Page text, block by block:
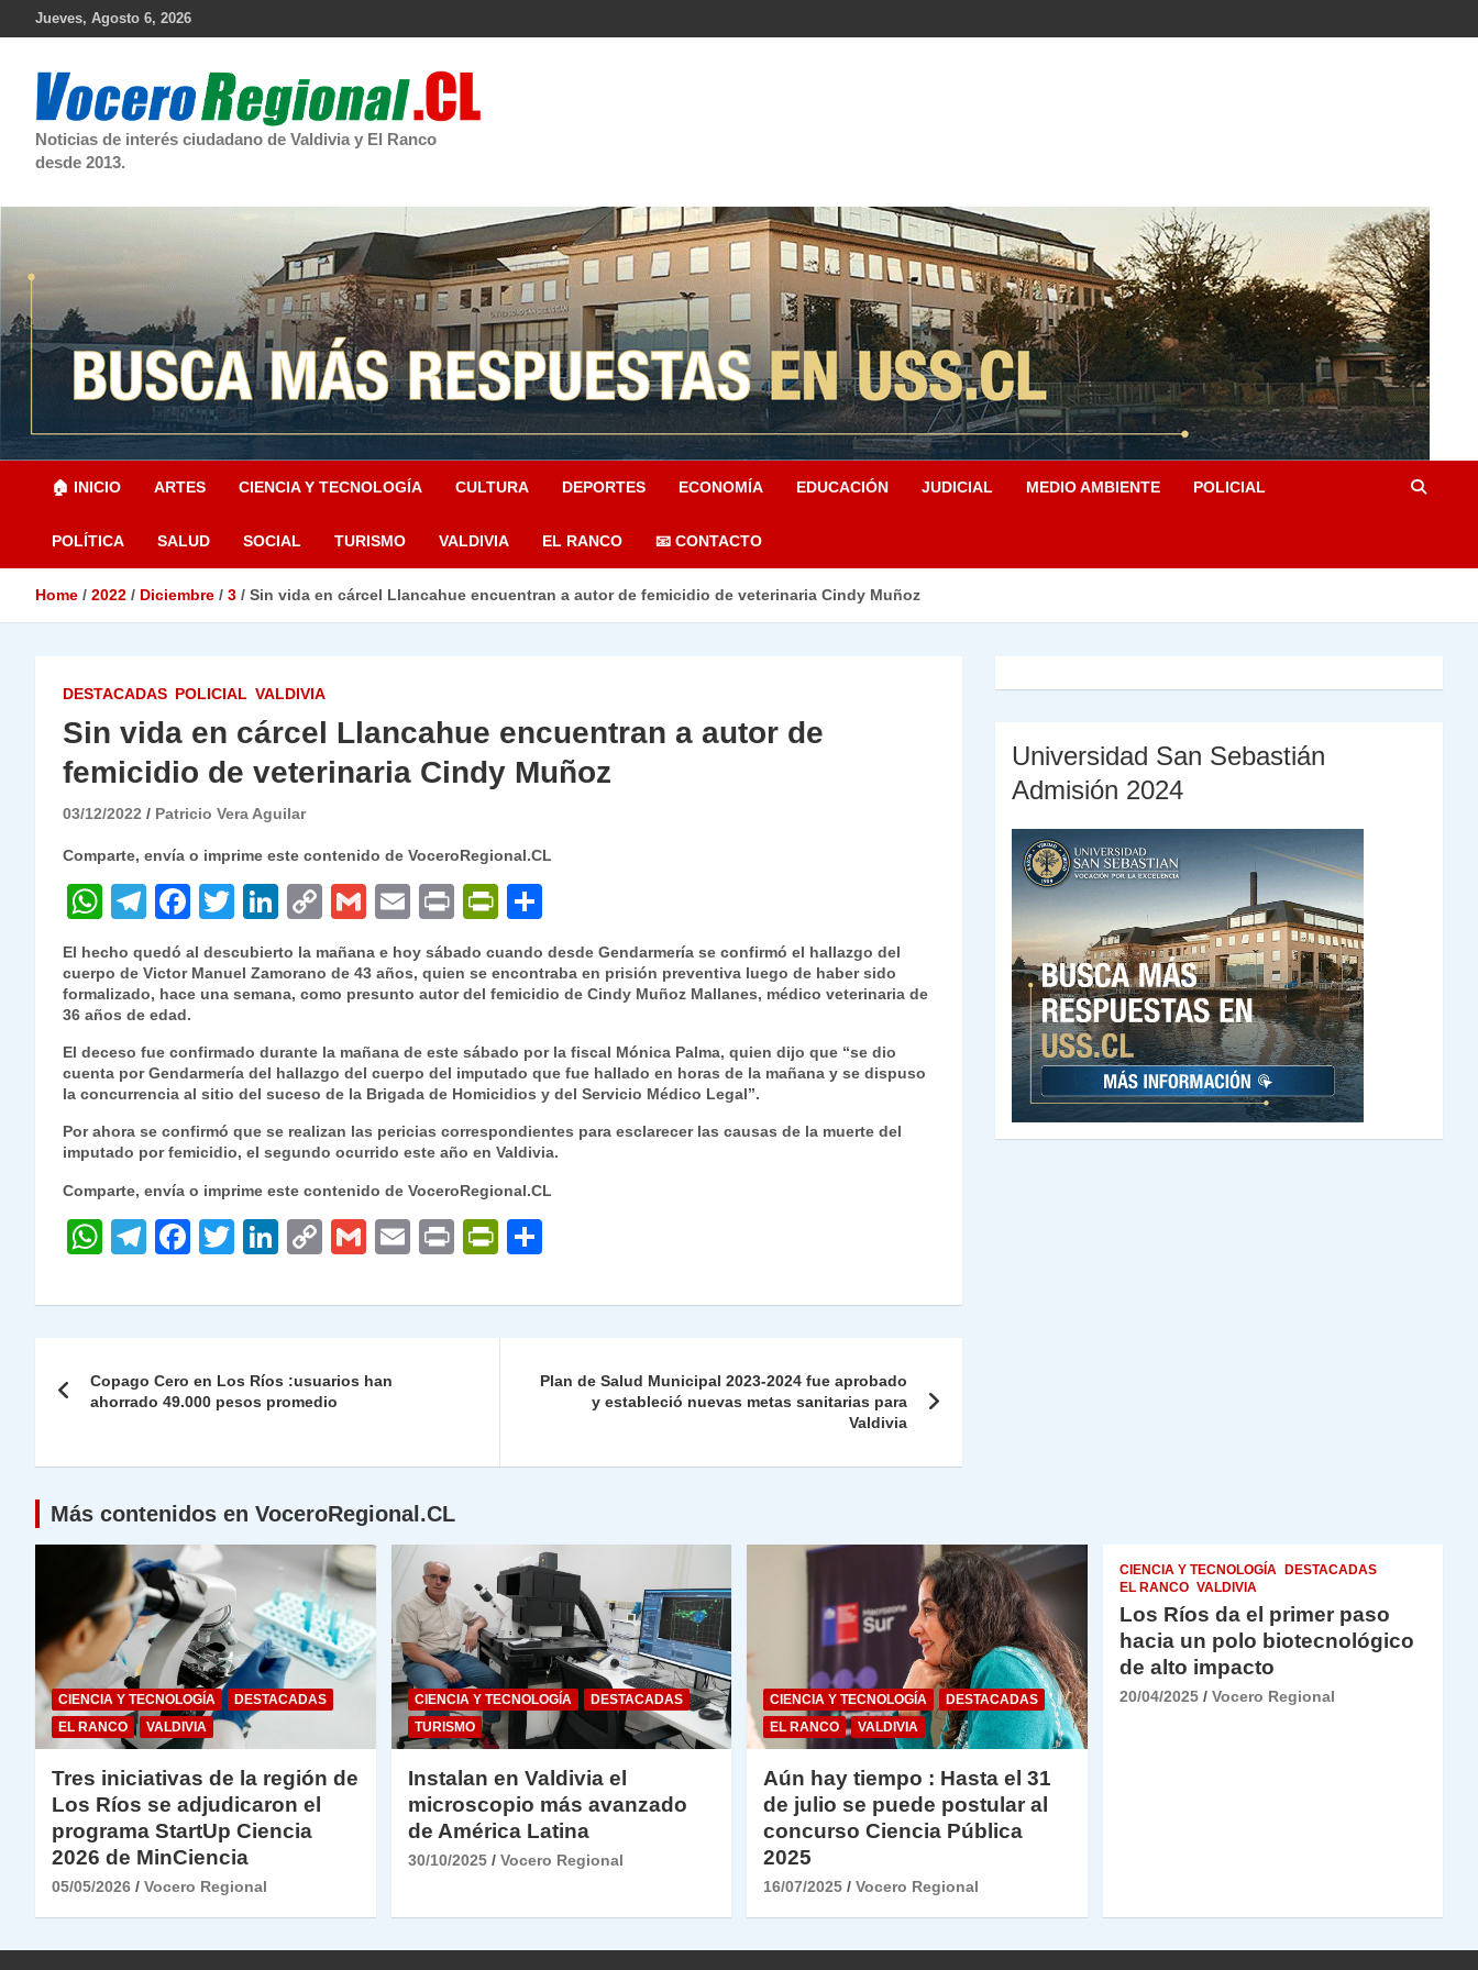
Jueves, Agosto 6, 2026
Noticias de interés ciudadano de Valdivia y El Ranco
desde 2013.
🏠 INICIO ARTES CIENCIA Y TECNOLOGÍA CULTURA DEPORTES ECONOMÍA EDUCACIÓN JUDICIAL MEDIO AMBIENTE POLICIAL
POLÍTICA SALUD SOCIAL TURISMO VALDIVIA EL RANCO 📧 CONTACTO
Home 2022 Diciembre 3 Sin vida en cárcel Llancahue encuentran a autor de femicidio de veterinaria Cindy Muñoz
DESTACADAS POLICIAL VALDIVIA
Sin vida en cárcel Llancahue encuentran a autor de
femicidio de veterinaria Cindy Muñoz
03/12/2022 Patricio Vera Aguilar
Comparte, envía o imprime este contenido de VoceroRegional.CL
W
h
at
s
A
p
p
T
el
e
gr
a
m
F
a
c
e
b
o
o
k
T
w
itt
er
Li
n
k
e
dI
n
C
o
p
y
Li
n
k
G
m
ai
l
E
m
ai
l
P
ri
nt
P
nt
Fr
ie
n
dl
y
o
m
p
ar
tir
El hecho quedó al descubierto la mañana e hoy sábado cuando desde Gendarmería se confirmó el hallazgo del
cuerpo de Victor Manuel Zamorano de 43 años, quien se encontraba en prisión preventiva luego de haber sido
formalizado, hace una semana, como presunto autor del femicidio de Cindy Muñoz Mallanes, médico veterinaria de
36 años de edad.
El deceso fue confirmado durante la mañana de este sábado por la fiscal Mónica Palma, quien dijo que “se dio
cuenta por Gendarmería del hallazgo del cuerpo del imputado que fue hallado en horas de la mañana y se dispuso
la concurrencia al sitio del suceso de la Brigada de Homicidios y del Servicio Médico Legal”.
Por ahora se confirmó que se realizan las pericias correspondientes para esclarecer las causas de la muerte del
imputado por femicidio, el segundo ocurrido este año en Valdivia.
Comparte, envía o imprime este contenido de VoceroRegional.CL
W
at
A
p
T
e
a
m
F
c
b
o
T
itt
Li
k
dI
n
C
p
Li
n
G
ai
E
ai
P
nt
P
nt m
ar
de
Copago Cero en Los Ríos :usuarios han
ahorrado 49.000 pesos promedio
Plan de Salud Municipal 2023-2024 fue aprobado
y estableció nuevas metas sanitarias para
Valdivia
Universidad San Sebastián
Admisión 2024
Más contenidos en VoceroRegional.CL
CIENCIA Y TECNOLOGÍA
DESTACADAS
EL RANCO
VALDIVIA
Tres iniciativas de la región de
Los Ríos se adjudicaron el
programa StartUp Ciencia
2026 de MinCiencia
05/05/2026 Vocero Regional
CIENCIA Y TECNOLOGÍA
DESTACADAS
TURISMO
Instalan en Valdivia el
microscopio más avanzado
de América Latina
30/10/2025 Vocero Regional
CIENCIA Y TECNOLOGÍA
DESTACADAS
EL RANCO
VALDIVIA
Aún hay tiempo : Hasta el 31
de julio se puede postular al
concurso Ciencia Pública
2025
16/07/2025 Vocero Regional
CIENCIA Y TECNOLOGÍA
DESTACADAS
EL RANCO VALDIVIA
Los Ríos da el primer paso
hacia un polo biotecnológico
de alto impacto
20/04/2025 Vocero Regional